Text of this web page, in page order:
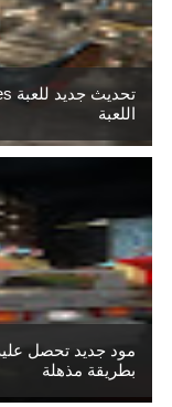
اللعبة
بطريقة مذهلة